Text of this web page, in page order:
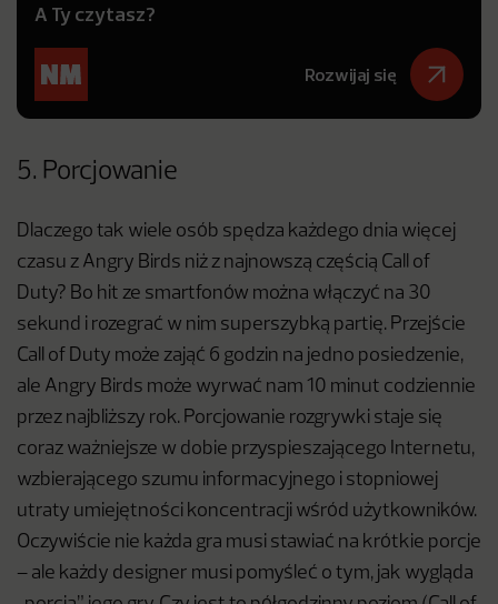
A Ty czytasz?
Rozwijaj się
5. Porcjowanie
Dlaczego tak wiele osób spędza każdego dnia więcej
czasu z Angry Birds niż z najnowszą częścią Call of
Duty? Bo hit ze smartfonów można włączyć na 30
sekund i rozegrać w nim superszybką partię. Przejście
Call of Duty może zająć 6 godzin na jedno posiedzenie,
ale Angry Birds może wyrwać nam 10 minut codziennie
przez najbliższy rok. Porcjowanie rozgrywki staje się
coraz ważniejsze w dobie przyspieszającego Internetu,
wzbierającego szumu informacyjnego i stopniowej
utraty umiejętności koncentracji wśród użytkowników.
Oczywiście nie każda gra musi stawiać na krótkie porcje
– ale każdy designer musi pomyśleć o tym, jak wygląda